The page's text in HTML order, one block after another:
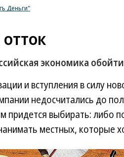
Деньги"
экономика
и вступления в силу
недосчитались до
придется выбирать: либо
местных, которые